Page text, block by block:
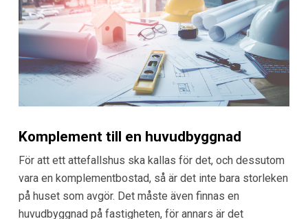
Komplement till en huvudbyggnad
För att ett attefallshus ska kallas för det, och dessutom
vara en komplementbostad, så är det inte bara storleken
på huset som avgör. Det måste även finnas en
huvudbyggnad på fastigheten, för annars är det